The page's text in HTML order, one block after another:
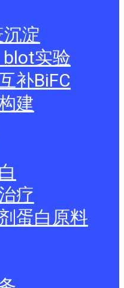
淀
实验
补BiFC
建
疗
蛋白原料